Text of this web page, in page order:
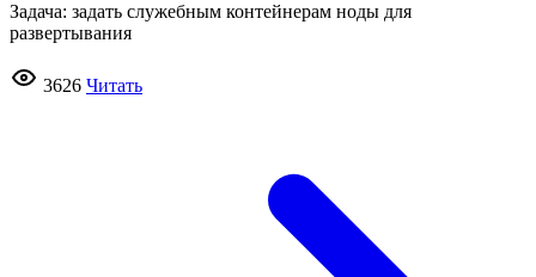
Задача: задать служебным контейнерам ноды для
развертывания
3626 Читать